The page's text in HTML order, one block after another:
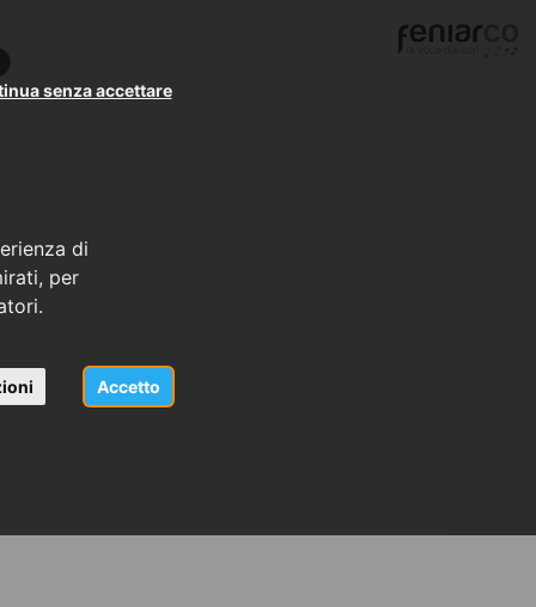
di
per
Accetto
senza accettare